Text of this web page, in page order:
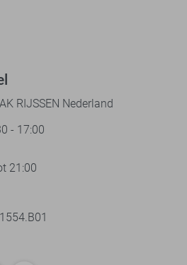
RIJSSEN Nederland
- 17:00
21:00